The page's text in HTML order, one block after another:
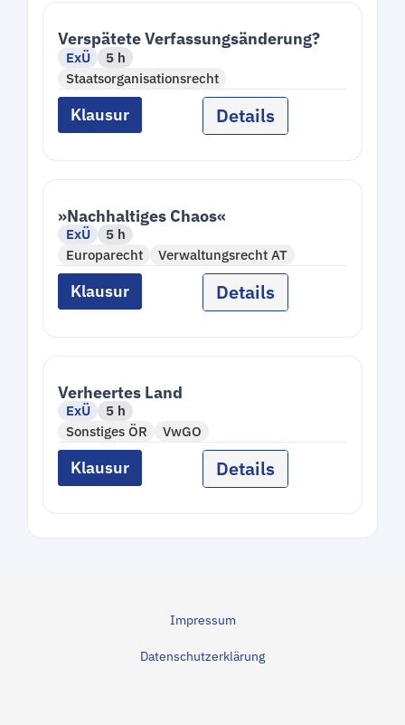
Verspätete Verfassungsänderung?
ExÜ
5 h
Staatsorganisationsrecht
Klausur Details
»Nachhaltiges Chaos«
ExÜ
5 h
Europarecht
Verwaltungsrecht AT
Klausur Details
Verheertes Land
ExÜ
5 h
Sonstiges ÖR
VwGO
Klausur Details
Impressum
Datenschutzerklärung